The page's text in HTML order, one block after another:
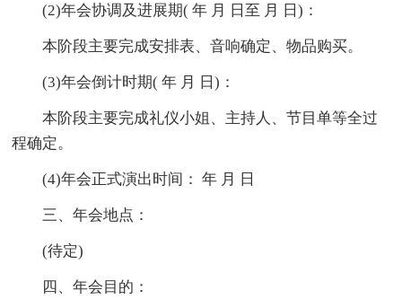
(2)年会协调及进展期( 年 月 日至 月 日)：
本阶段主要完成安排表、音响确定、物品购买。
(3)年会倒计时期( 年 月 日)：
本阶段主要完成礼仪小姐、主持人、节目单等全过
程确定。
(4)年会正式演出时间： 年 月 日
三、年会地点：
(待定)
四、年会目的：